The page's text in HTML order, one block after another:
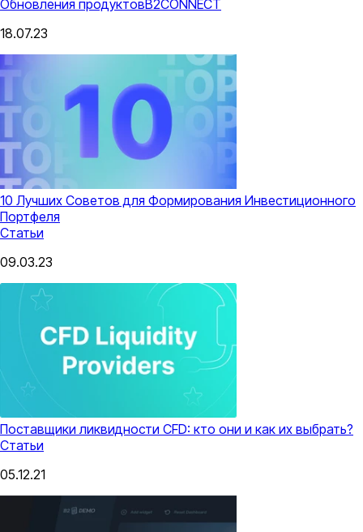
Обновления продуктовB2CONNECT
18.07.23
10 Лучших Советов для Формирования Инвестиционного
Портфеля
Статьи
09.03.23
Поставщики ликвидности CFD: кто они и как их выбрать?
Статьи
05.12.21